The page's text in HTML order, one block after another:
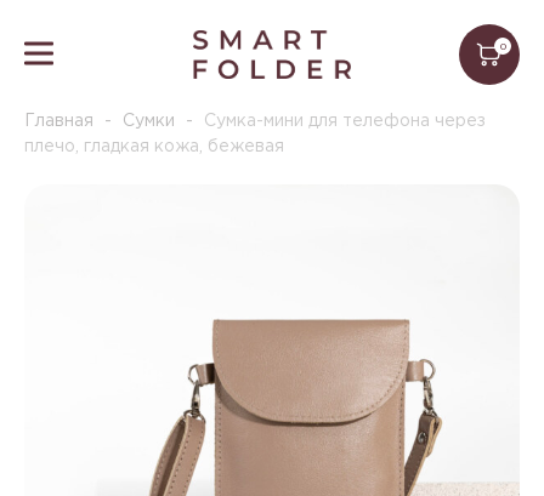
0
Главная - Сумки -
Сумка-мини для телефона через
плечо, гладкая кожа, бежевая